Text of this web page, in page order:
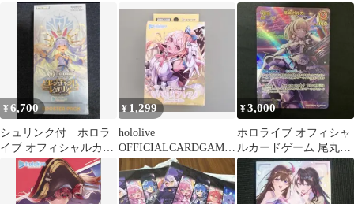
セット 白上フブキ
尓栖 SR まとめ買い
値下げ歓迎
¥6,700
シュリンク付 ホロラ
イブ オフィシャルカー
ドゲーム エンチャント
レガリア
¥ 1,299
hololive
OFFICIALCARDGAME
スタートデッキ 不知火
フレア
¥3,000
ホロライブ オフィシャ
ルカードゲーム 尾丸ポ
ルカ 2nd UR